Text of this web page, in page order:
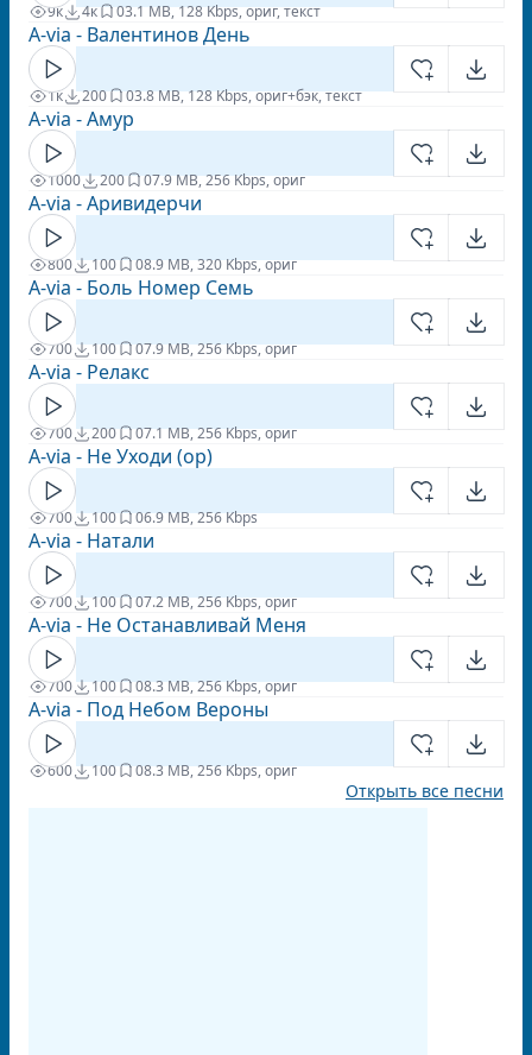
9к 4к 03.1 MB, 128 Kbps, ориг, текст
A-via - Валентинов День
1к 200 03.8 MB, 128 Kbps, ориг+бэк, текст
A-via - Амур
1000 200 07.9 MB, 256 Kbps, ориг
A-via - Аривидерчи
800 100 08.9 MB, 320 Kbps, ориг
A-via - Боль Номер Семь
700 100 07.9 MB, 256 Kbps, ориг
A-via - Релакс
700 200 07.1 MB, 256 Kbps, ориг
A-via - Не Уходи (ор)
700 100 06.9 MB, 256 Kbps
A-via - Натали
700 100 07.2 MB, 256 Kbps, ориг
A-via - Не Останавливай Меня
700 100 08.3 MB, 256 Kbps, ориг
A-via - Под Небом Вероны
600 100 08.3 MB, 256 Kbps, ориг
Открыть все песни